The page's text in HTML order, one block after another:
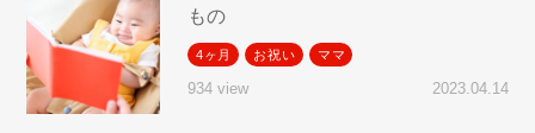
もの
4ヶ月 お祝い ママ
934 view 2023.04.14